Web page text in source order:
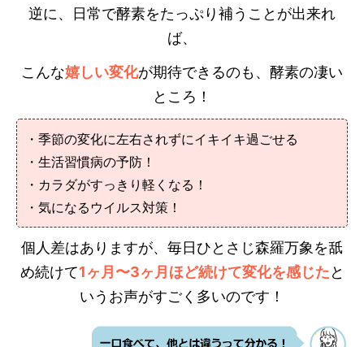
逆に、日常で酵素をたっぷり補うことが出来れ
ば、
こんな嬉しい変化が期待できるのも、酵素の凄い
ところ！
・季節の変化に左右されずにイキイキ過ごせる
・生活習慣病の予防！
・カラダがすっきり軽くなる！
・気になるウイルス対策！
個人差はありますが、毎日ひとさじ森羅万象を舐
め続けて1ヶ月〜3ヶ月ほど続けて変化を感じたと
いうお声がすごく多いのです！